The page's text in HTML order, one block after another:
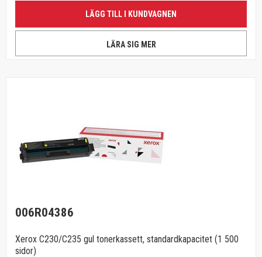
LÄGG TILL I KUNDVAGNEN
LÄRA SIG MER
006R04386
Xerox C230/C235 gul tonerkassett, standardkapacitet (1 500
sidor)